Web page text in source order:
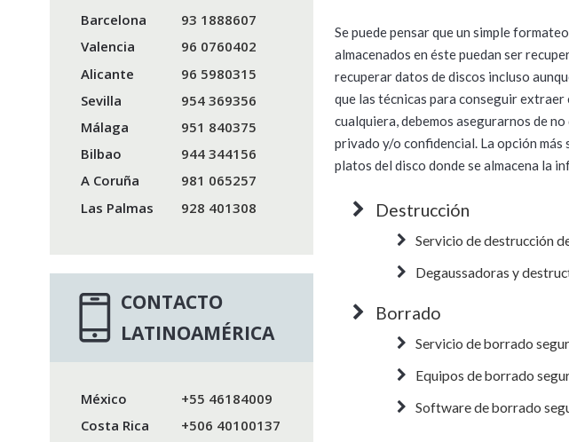
Se puede pensar que un simple
almacenados en éste puedan ser
recuperar datos de discos incluso
que las técnicas para conseguir
cualquiera, debemos asegurarnos de
privado y/o confidencial. La opción
platos del disco donde se almacena la
Destrucción
Servicio de destrucción
Degaussadoras y
Borrado
Servicio de borrado
Equipos de borrado
Software de borrado
Barcelona
93 1888607
Valencia
96 0760402
Alicante
96 5980315
Sevilla
954 369356
Málaga
951 840375
Bilbao
944 344156
A Coruña
981 065257
Las Palmas
928 401308
CONTACTO
LATINOAMÉRICA
México
+55 46184009
Costa Rica
+506 40100137